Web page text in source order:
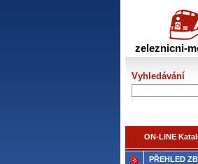
PŘEHLED
zeleznicni-
Vyhledávání
ON-LINE